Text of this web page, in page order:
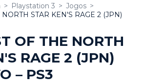
> Playstation 3 > Jogos >
STAR KEN'S RAGE 2 (JPN)
OF THE NORTH
RAGE 2 (JPN)
– PS3